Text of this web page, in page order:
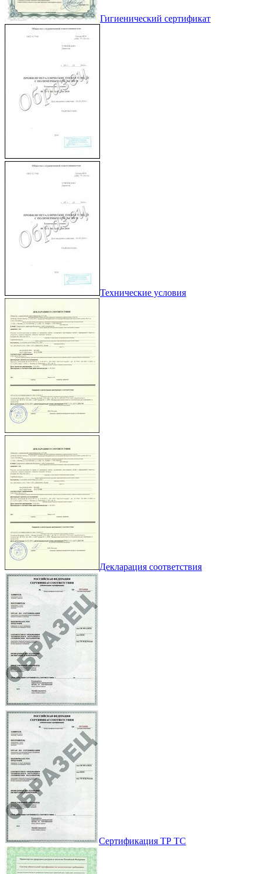
Гигиенический сертификат
Технические условия
Декларация соответствия
Сертификация ТР ТС